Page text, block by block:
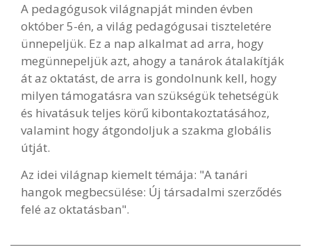
A pedagógusok világnapját minden évben
október 5-én, a világ pedagógusai tiszteletére
ünnepeljük. Ez a nap alkalmat ad arra, hogy
megünnepeljük azt, ahogy a tanárok átalakítják
át az oktatást, de arra is gondolnunk kell, hogy
milyen támogatásra van szükségük tehetségük
és hivatásuk teljes körű kibontakoztatásához,
valamint hogy átgondoljuk a szakma globális
útját.
Az idei világnap kiemelt témája: "A tanári
hangok megbecsülése: Új társadalmi szerződés
felé az oktatásban".